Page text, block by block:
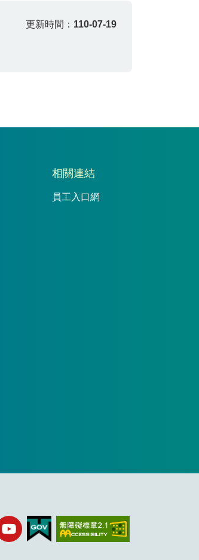
更新時間： 110-07-19
相關連結
員工入口網